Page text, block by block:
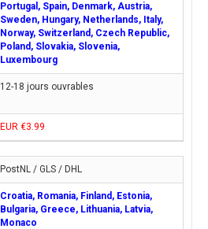
Portugal, Spain, Denmark, Austria,
Sweden, Hungary, Netherlands, Italy,
Norway, Switzerland, Czech Republic,
Poland, Slovakia, Slovenia,
Luxembourg
12-18 jours ouvrables
EUR €3.99
PostNL / GLS / DHL
Croatia, Romania, Finland, Estonia,
Bulgaria, Greece, Lithuania, Latvia,
Monaco